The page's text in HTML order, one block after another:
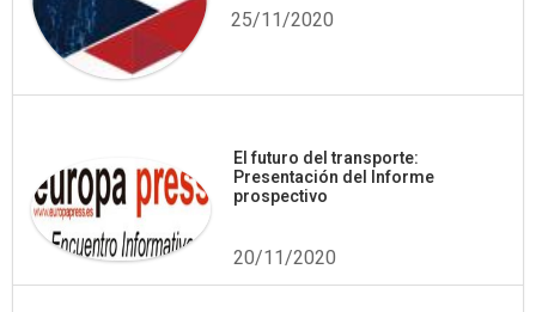
25/11/2020
El futuro del transporte:
Presentación del Informe
prospectivo
20/11/2020